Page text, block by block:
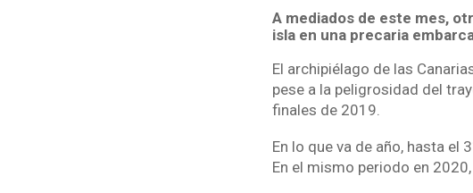
A mediados de este mes,
isla en una precaria
El archipiélago de las
pese a la peligrosidad del
finales de 2019.
En lo que va de año, hasta
En el mismo periodo en